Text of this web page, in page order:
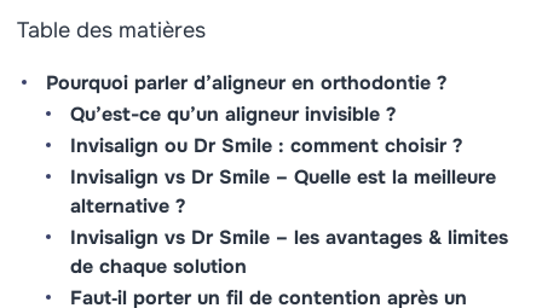
Table des matières
Pourquoi parler d’aligneur en orthodontie ?
Qu’est-ce qu’un aligneur invisible ?
Invisalign ou Dr Smile : comment choisir ?
Invisalign vs Dr Smile – Quelle est la meilleure
alternative ?
Invisalign vs Dr Smile – les avantages & limites
de chaque solution
Faut‑il porter un fil de contention après un